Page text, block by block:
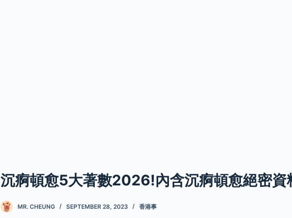
沉痾頓愈5大著數2026!內含沉痾頓愈絕密資
MR. CHEUNG SEPTEMBER 28, 2023 香港事